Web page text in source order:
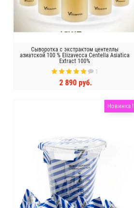
Сыворотка с экстрактом центеллы
азиатской 100 % Elizavecca Centella Asiatica
Extract 100%
1
2 890 руб.
Новинка !